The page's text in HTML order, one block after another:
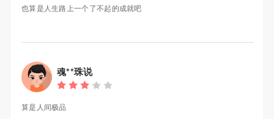
也算是人生路上一个了不起的成就吧
魂**珠说
算是人间极品